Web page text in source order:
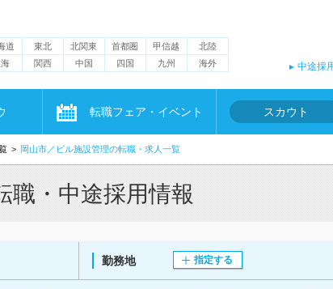
道 東北 北関東 首都圏 甲信越
北陸
関西 中国 四国 九州 海外 中途採
転職フェア・イベント スカウト
岡山市／ビル施設管理の転職・求人一覧
職・中途採用情報
勤務地 指定する